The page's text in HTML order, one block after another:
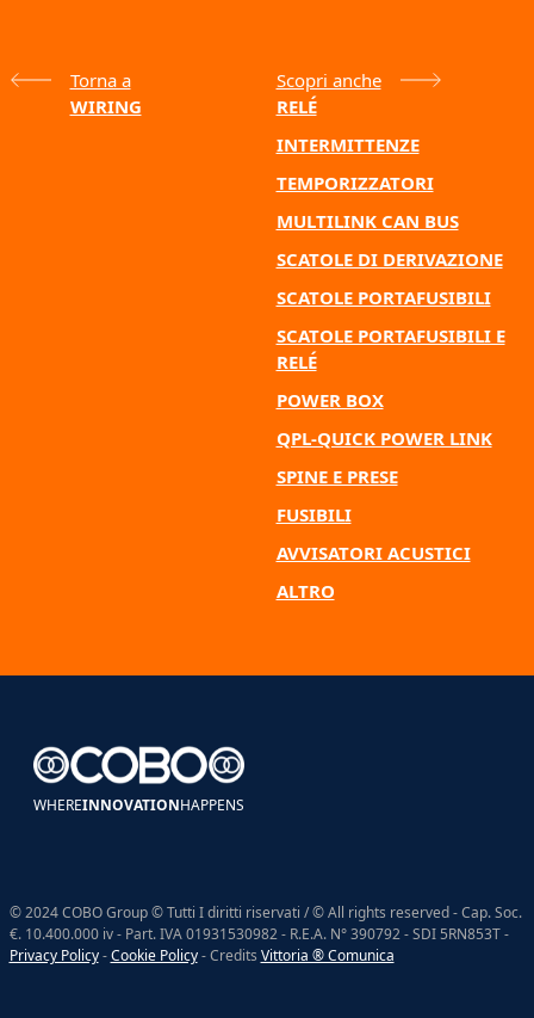
Torna a
WIRING
Scopri anche
RELÉ
INTERMITTENZE
TEMPORIZZATORI
MULTILINK CAN BUS
SCATOLE DI DERIVAZIONE
SCATOLE PORTAFUSIBILI
SCATOLE PORTAFUSIBILI E
RELÉ
POWER BOX
QPL-QUICK POWER LINK
SPINE E PRESE
FUSIBILI
AVVISATORI ACUSTICI
ALTRO
WHEREINNOVATIONHAPPENS
© 2024 COBO Group © Tutti I diritti riservati / © All rights reserved - Cap. Soc.
€. 10.400.000 iv - Part. IVA 01931530982 - R.E.A. N° 390792 - SDI 5RN853T -
Privacy Policy-Cookie Policy- Credits Vittoria ® Comunica